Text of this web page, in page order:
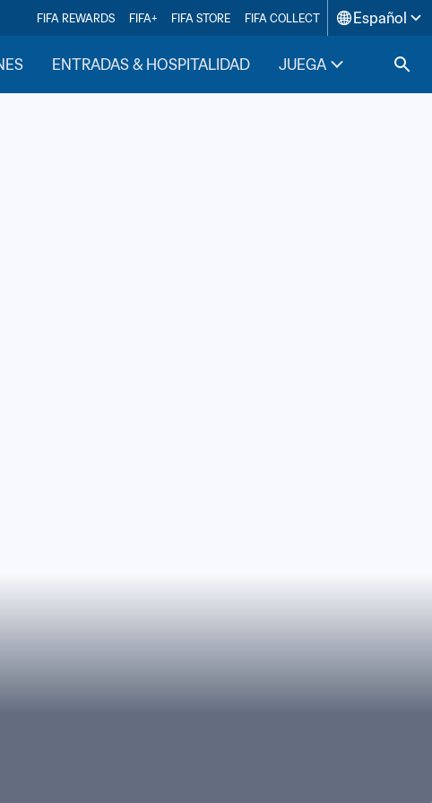
FIFA REWARDS FIFA+ FIFA STORE FIFA COLLECT Español
ENTRADAS & HOSPITALIDAD JUEGA INSIDE